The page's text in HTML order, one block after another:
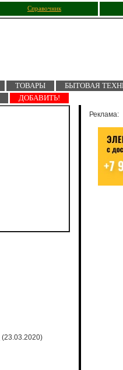
Справочник
ТОВАРЫ БЫТОВАЯ
ДОБАВИТЬ!
(23.03.2020)
Реклама: